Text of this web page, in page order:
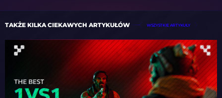
TAKŻE KILKA CIEKAWYCH ARTYKUŁÓW WSZYSTKIE ARTYKUŁY